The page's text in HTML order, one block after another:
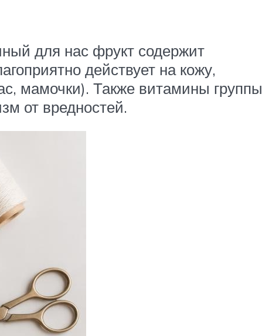
для нас фрукт содержит
действует на кожу,
мамочки). Также витамины группы
от вредностей.